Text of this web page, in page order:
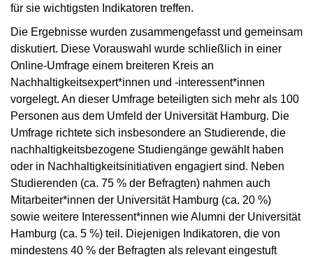
für sie wichtigsten Indikatoren treffen.
Die Ergebnisse wurden zusammengefasst und gemeinsam
diskutiert. Diese Vorauswahl wurde schließlich in einer
Online-Umfrage einem breiteren Kreis an
Nachhaltigkeitsexpert*innen und -interessent*innen
vorgelegt. An dieser Umfrage beteiligten sich mehr als 100
Personen aus dem Umfeld der Universität Hamburg. Die
Umfrage richtete sich insbesondere an Studierende, die
nachhaltigkeitsbezogene Studiengänge gewählt haben
oder in Nachhaltigkeitsinitiativen engagiert sind. Neben
Studierenden (ca. 75 % der Befragten) nahmen auch
Mitarbeiter*innen der Universität Hamburg (ca. 20 %)
sowie weitere Interessent*innen wie Alumni der Universität
Hamburg (ca. 5 %) teil. Diejenigen Indikatoren, die von
mindestens 40 % der Befragten als relevant eingestuft